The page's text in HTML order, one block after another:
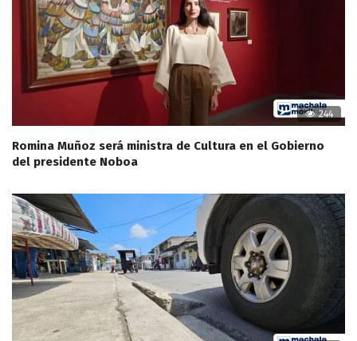
244
Romina Muñoz será ministra de Cultura en el Gobierno
del presidente Noboa